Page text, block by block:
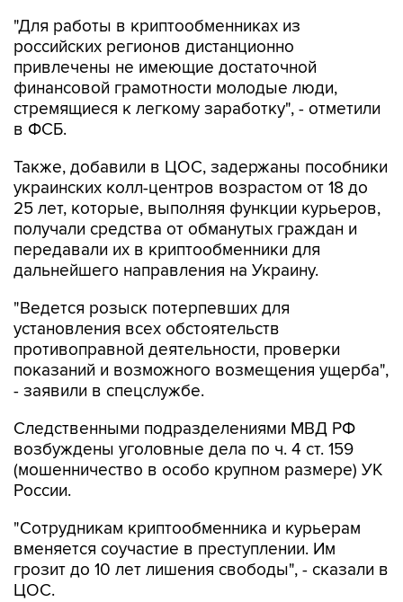
"Для работы в криптообменниках из
российских регионов дистанционно
привлечены не имеющие достаточной
финансовой грамотности молодые люди,
стремящиеся к легкому заработку", - отметили
в ФСБ.
Также, добавили в ЦОС, задержаны пособники
украинских колл-центров возрастом от 18 до
25 лет, которые, выполняя функции курьеров,
получали средства от обманутых граждан и
передавали их в криптообменники для
дальнейшего направления на Украину.
"Ведется розыск потерпевших для
установления всех обстоятельств
противоправной деятельности, проверки
показаний и возможного возмещения ущерба",
- заявили в спецслужбе.
Следственными подразделениями МВД РФ
возбуждены уголовные дела по ч. 4 ст. 159
(мошенничество в особо крупном размере) УК
России.
"Сотрудникам криптообменника и курьерам
вменяется соучастие в преступлении. Им
грозит до 10 лет лишения свободы", - сказали в
ЦОС.